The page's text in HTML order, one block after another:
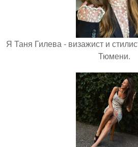
Я Таня Гилева - визажист и
Тюмени.